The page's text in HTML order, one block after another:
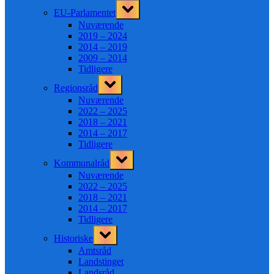
EU-Parlamentet
Toggle
sub-
menu
Nuværende
2019 – 2024
2014 – 2019
2009 – 2014
Tidligere
Regionsråd
Toggle
sub-
menu
Nuværende
2022 – 2025
2018 – 2021
2014 – 2017
Tidligere
Kommunalråd
Toggle
sub-
menu
Nuværende
2022 – 2025
2018 – 2021
2014 – 2017
Tidligere
Historiske
Toggle
sub-
menu
Amtsråd
Landstinget